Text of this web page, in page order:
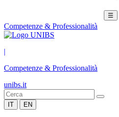
☰
Competenze & Professionalità
|
Competenze & Professionalità
unibs.it
IT EN